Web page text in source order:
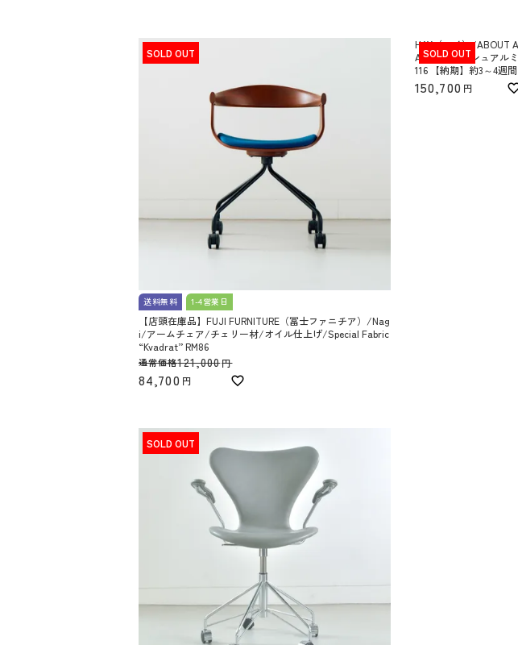
SOLD OUT
送料無料 1-4営業日
【店頭在庫品】FUJI FURNITURE（冨士ファニチア）/Nag
i/アームチェア/チェリー材/オイル仕上げ/Special Fabric
“Kvadrat” RM86
通常価格121,000
84,700
SOLD OUT
HAY（ヘイ）/ABOUT
AC51/ポリッシュアル
116 【納期】約3～4週
150,700
SOLD OUT